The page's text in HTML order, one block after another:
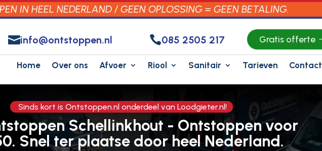
IN HEEL NEDERLAND / GEEN OPLOSSING = GEEN BETALING.
info@ontstoppen.nl 085 2505 217 Gratis offerte
Home Over ons Afvoer Riool Sanitair Tarieven Contact
Sinds kort is Ontstoppen.nl onderdeel van Loodgieter.nl!
Schellinkhout - Ontstoppen voor
Snel ter plaatse door heel Nederland.